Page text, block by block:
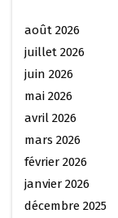
août 2026
juillet 2026
juin 2026
mai 2026
avril 2026
mars 2026
février 2026
janvier 2026
décembre 2025